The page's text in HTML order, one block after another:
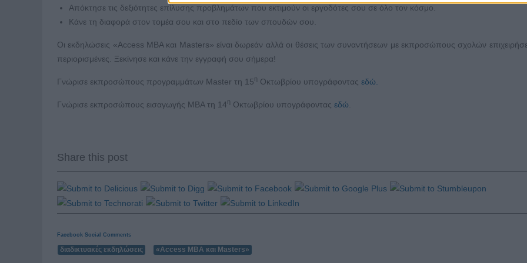
Απόκτησε τις δεξιότητες επίλυσης προβλημάτων που εκτιμούν οι εργοδότες σου σε όλο τον κόσμο.
Κάνε τη διαφορά στον τομέα σου και στο πεδίο των σπουδών σου.
Οι εκδηλώσεις «Access MBA και Masters» είναι δωρεάν αλλά οι θέσεις των συναντήσεων με εκπροσώπους σχολών
περιορισμένες. Ξεκίνησε και κάνε την εγγραφή σου σήμερα!
Γνώρισε εκπροσώπους προγραμμάτων Master τη 15η Οκτωβρίου υπογράφοντας εδώ.
Γνώρισε εκπροσώπους εισαγωγής MBA τη 14η Οκτωβρίου υπογράφοντας εδώ
Share this post
Facebook Social Comments
διαδικτυακές εκδηλώσεις «Access MBA και Masters»